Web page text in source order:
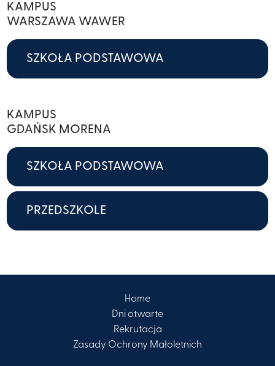
KAMPUS
WARSZAWA WAWER
SZKOŁA PODSTAWOWA
KAMPUS
GDAŃSK MORENA
SZKOŁA PODSTAWOWA
PRZEDSZKOLE
Home
Dni otwarte
Rekrutacja
Zasady Ochrony Małoletnich